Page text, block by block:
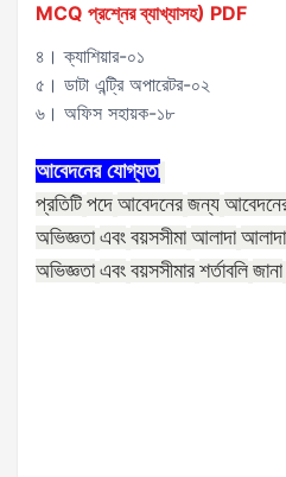
MCQ প্রশ্নের ব্যাখ্যাসহ) PDF
৪। ক্যাশিয়ার-০১
৫। ডাটা এন্ট্রি অপারেটর-০২
৬। অফিস সহায়ক-১৮
আবেদনের যোগ্যতা
প্রতিটি পদে আবেদনের জন্য
অভিজ্ঞতা এবং বয়সসীমা আলাদা
অভিজ্ঞতা এবং বয়সসীমার শর্তাবলি জানা